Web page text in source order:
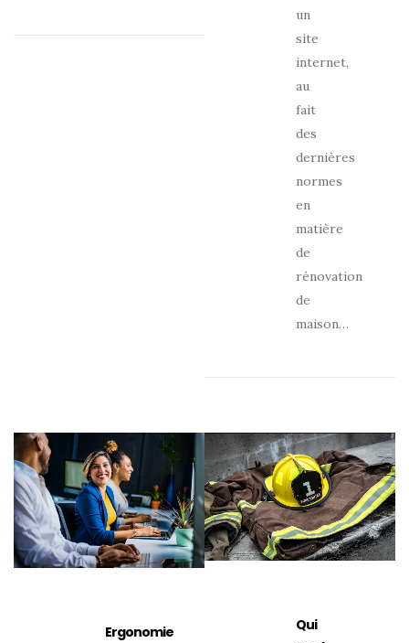
un
site
internet,
au
fait
des
dernières
normes
en
matière
de
rénovation
de
maison…
Ergonomie
Qui